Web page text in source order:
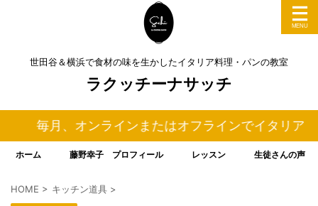
世田谷＆横浜で食材の味を生かしたイタリア料理・パンの教室
ラクッチーナサッチ
月、オンラインまたはオフラインでイタリア料理＆
ホーム 藤野幸子 プロフィール レッスン 生徒さんの声
HOME > キッチン道具 >